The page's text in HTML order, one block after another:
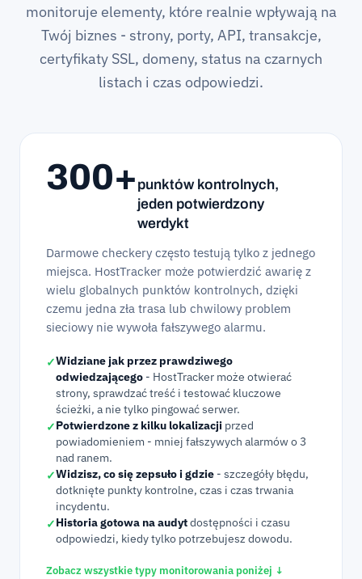
monitoruje elementy, które realnie wpływają na
Twój biznes - strony, porty, API, transakcje,
certyfikaty SSL, domeny, status na czarnych
listach i czas odpowiedzi.
300+ punktów kontrolnych,
jeden potwierdzony
werdykt
Darmowe checkery często testują tylko z jednego
miejsca. HostTracker może potwierdzić awarię z
wielu globalnych punktów kontrolnych, dzięki
czemu jedna zła trasa lub chwilowy problem
sieciowy nie wywoła fałszywego alarmu.
✓Widziane jak przez prawdziwego
odwiedzającego - HostTracker może otwierać
strony, sprawdzać treść i testować kluczowe
ścieżki, a nie tylko pingować serwer.
✓Potwierdzone z kilku lokalizacji przed
powiadomieniem - mniej fałszywych alarmów o 3
nad ranem.
✓Widzisz, co się zepsuło i gdzie - szczegóły błędu,
dotknięte punkty kontrolne, czas i czas trwania
incydentu.
✓Historia gotowa na audytdostępności i czasu
odpowiedzi, kiedy tylko potrzebujesz dowodu.
Zobacz wszystkie typy monitorowania poniżej ↓